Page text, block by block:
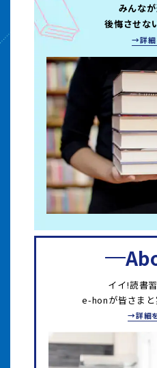
みんなが
後悔させな
→詳細
イイ!読書
e-honが皆さま
→詳細